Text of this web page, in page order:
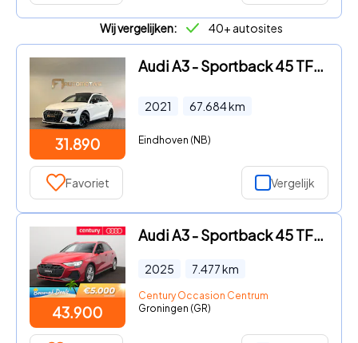
Wij vergelijken: 40+ autosites
31.890
Audi A3 - Sportback 45 TFSI e S Line Competition Pano|B&O|Keyless
2021 67.684km
Eindhoven (NB)
Favoriet Vergelijk
43.900
Audi A3 - Sportback 45 TFSI e S edition Competition S-Line | HUD | Cam
2025 7.477km
Century Occasion Centrum
Groningen (GR)